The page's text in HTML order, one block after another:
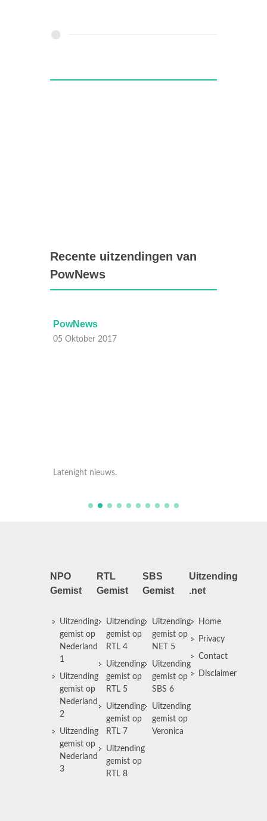
Recente uitzendingen van
PowNews
PowNews
05 Oktober 2017
NPO
Gemist
Uitzending
gemist op
Nederland
1
Uitzending
gemist op
Nederland
2
Uitzending
gemist op
Nederland
3
RTL
Gemist
Uitzending
gemist op
RTL 4
Uitzending
gemist op
RTL 5
Uitzending
gemist op
RTL 7
Uitzending
gemist op
RTL 8
SBS
Gemist
Uitzending
gemist op
NET 5
Uitzending
gemist op
SBS 6
Uitzending
gemist op
Veronica
Uitzending
.net
Home
Privacy
Contact
Disclaimer